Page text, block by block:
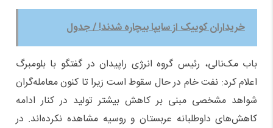
خریداران کوییک از سایپا بیچاره شدند! / جدول
باب مک‌نالی، رئیس گروه انرژی راپیدان در گفتگو با بلومبرگ
اعلام کرد: نفت خام در حال سقوط است زیرا تا کنون معامله‌گران
شواهد مشخصی مبنی بر کاهش‌ بیشتر تولید در کنار ادامه
کاهش‌های داوطلبانه عربستان و روسیه مشاهده نکرده‌اند. در